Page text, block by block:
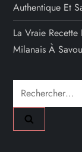
Authentique Et
La Vraie
Milanais À
Rechercher :